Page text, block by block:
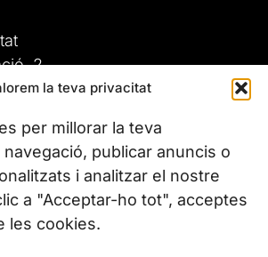
la teva privacitat
per millorar la teva
publicar anuncis o
i analitzar el nostre
a "Acceptar-ho tot", acceptes
les cookies.
2026
2
(Barcelona)
seus
300